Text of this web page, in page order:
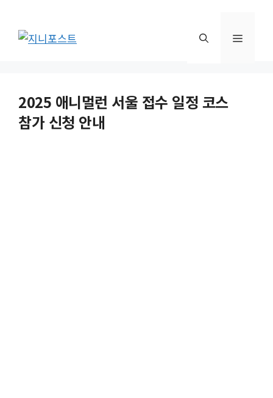
메
2025 애니멀런 서울 접수 일정 코스
참가 신청 안내